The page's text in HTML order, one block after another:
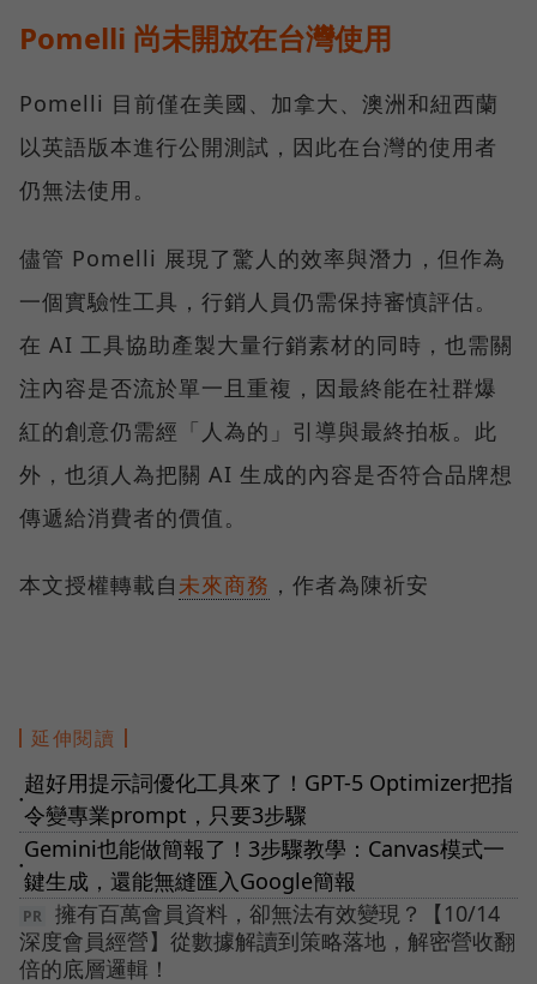
Pomelli 尚未開放在台灣使用
Pomelli 目前僅在美國、加拿大、澳洲和紐西蘭
以英語版本進行公開測試，因此在台灣的使用者
仍無法使用。
儘管 Pomelli 展現了驚人的效率與潛力，但作為
一個實驗性工具，行銷人員仍需保持審慎評估。
在 AI 工具協助產製大量行銷素材的同時，也需關
注內容是否流於單一且重複，因最終能在社群爆
紅的創意仍需經「人為的」引導與最終拍板。此
外，也須人為把關 AI 生成的內容是否符合品牌想
傳遞給消費者的價值。
本文授權轉載自 未來商務 ，作者為陳祈安
延伸閱讀
●
超好用提示詞優化工具來了！GPT-5 Optimizer把指
令變專業prompt，只要3步驟
●
Gemini也能做簡報了！3步驟教學：Canvas模式一
鍵生成，還能無縫匯入Google簡報
擁有百萬會員資料，卻無法有效變現？【10/14
深度會員經營】從數據解讀到策略落地，解密營收翻
倍的底層邏輯！